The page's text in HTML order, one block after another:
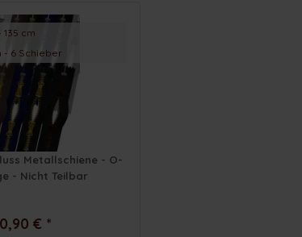
135 cm
- 6 Schieber
Metallschiene - O-
- Nicht Teilbar
€ *